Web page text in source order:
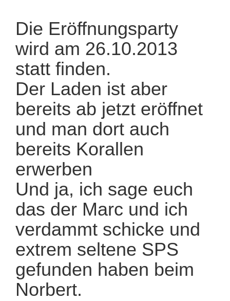
Die Eröffnungsparty
wird am 26.10.2013
statt finden.
Der Laden ist aber
bereits ab jetzt eröffnet
und man dort auch
bereits Korallen
erwerben
Und ja, ich sage euch
das der Marc und ich
verdammt schicke und
extrem seltene SPS
gefunden haben beim
Norbert.